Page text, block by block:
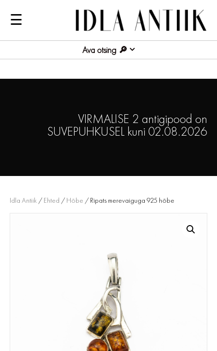
☰
Ava otsing
VIRMALISE 2 antigipood on
SUVEPUHKUSEL kuni 02.08.2026
Idla Antiik / Ehted / Hõbe / Ripats merevaiguga 925 hõbe